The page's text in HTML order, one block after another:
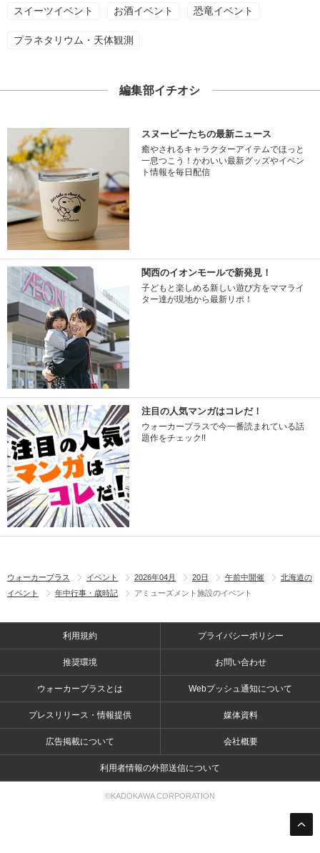
スイーツイベント お酒イベント 恐竜イベント
プラネタリウム・天体観測
編集部イチオシ
スヌーピーたちの最新ニュース
癒やされるキャラクターアイテムでほっと
一息つこう！かわいい最新グッズやイベン
ト情報を毎日配信
関西のイオンモールで新発見！
子どもと楽しめる新しい遊び方をママライ
ター達が現地から最新リポ！
注目の人気マンガはコレだ！
ウォーカープラスで今一番読まれている話
題作をチェック!!
ウォーカープラス イベント 2026年04月 20日 午前中開催
北海道の
イベント
年中行事・歳時記 アミューズメント施設のイベント
利用規約 プライバシーポリシー
推奨環境 お問い合わせ
ウォーカープラスとは Webプッシュ通知について
プレスリリース・情報提供 媒体資料
広告掲載について 会社概要
利用者情報の外部送信について
©KADOKAWA CORPORATION